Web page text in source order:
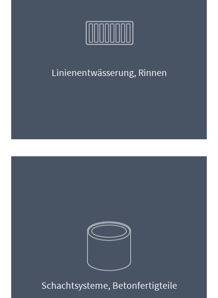
Linienentwässerung, Rinnen
Schachtsysteme, Betonfertigteile